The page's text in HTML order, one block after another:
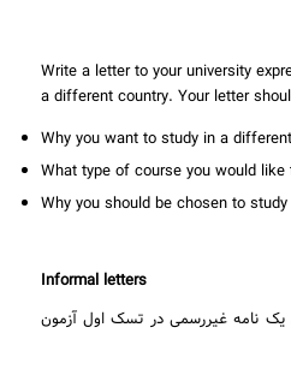
Write a letter to your university
a different country. Your letter
Why you want to study in a
What type of course you would like
Why you should be chosen to
Informal letters
یک نامه غیررسمی در تسک اول آزمون